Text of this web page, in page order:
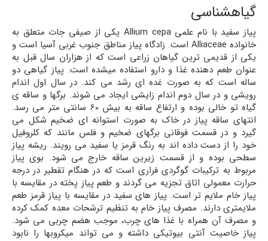
گیاهشناسی
پیاز سفید با نام علمی Allium cepa یکی از صیفی جات متعلق به
خانواده Alliaceae است. زادگاه پیاز مناطق جنوب غربی آسیا است و
یکی از قدیمی ترین گیاهان زراعی است که از هزاران سال قبل به
عنوان طعم دهنده غذا و دارو استفاده میشده است. پیاز گیاهی دو
ساله است که به صورت غده ای رشد می کند. در سال اول اندام
رویشی و در سال دوم اندام زایشی ایجاد می شوند. برگها و ساقه ی
گیاه تو خالی بوده و ارتفاع ساقه به بیش 60 سانتی متر می رسد.
انتهای ساقه پیاز در خاک به صورت استوانه ای ضخیم شکل می
گیرد و در قسمت فوقانی برگهای ضخیم و فلس مانند که کلروفیل
خود را از دست داده اند به رنگ قرمز یا سفید می رویند. ریشه پیاز
سطحی بوده و از قسمت زیرین ساقه خارج می شود. بوی پیاز
مربوط به ترکیبات گوگردی فراری است که در هنگام تقطیر در درجه
حرارت معمولی اتاق تجزیه می گردند و طعم پیاز پخته در مقایسه با
پیاز خام ملایم تر است. پیاز های سفید در مقایسه با پیاز قرمز طعم
ملایمتری دارند. مصرف پیاز خام به تنظیم ترشحات معده کمک کرده
و مصرف آن همراه با غذا های چرب، موجب هضم چربی می شود.
پیاز خاصیت آنتی بیوتیکی داشته و می تواند میکروبها را نابود